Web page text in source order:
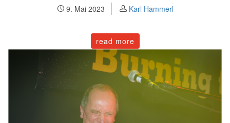
9. Mai 2023 Karl Hammerl
read more